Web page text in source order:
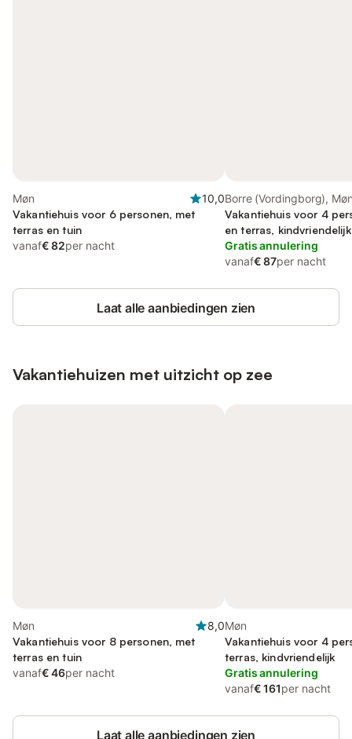
Møn
10,0
Vakantiehuis voor 6 personen, met
terras en tuin
vanaf€ 82per nacht
Borre (Vordingborg),
Vakantiehuis voor 4
en terras, kindvriendelijk
Gratis annulering
vanaf€ 87per nacht
Laat alle aanbiedingen zien
Vakantiehuizen met uitzicht op zee
Møn
8,0
Vakantiehuis voor 8 personen, met
terras en tuin
vanaf€ 46per nacht
Møn
Vakantiehuis voor 4
terras, kindvriendelijk
Gratis annulering
vanaf€ 161per nacht
Laat alle aanbiedingen zien